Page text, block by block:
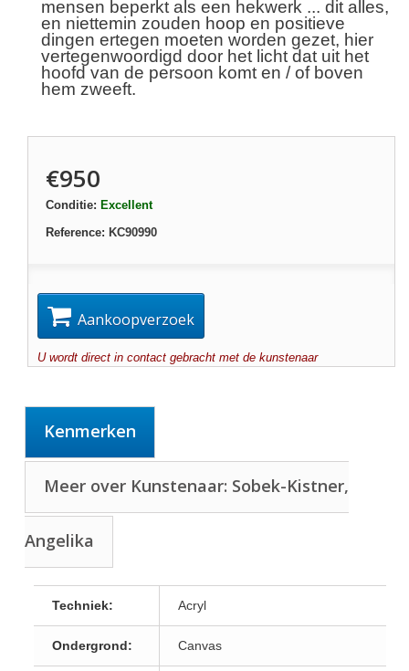
mensen beperkt als een hekwerk ... dit alles,
en niettemin zouden hoop en positieve
dingen ertegen moeten worden gezet, hier
vertegenwoordigd door het licht dat uit het
hoofd van de persoon komt en / of boven
hem zweeft.
€950
Conditie: Excellent
Reference: KC90990
Aankoopverzoek
U wordt direct in contact gebracht met de kunstenaar
Kenmerken
Meer over Kunstenaar: Sobek-Kistner,
Angelika
Techniek: Acryl
Ondergrond: Canvas